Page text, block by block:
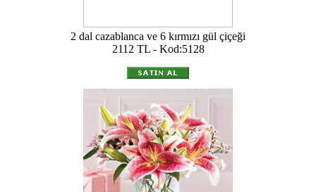
2 dal cazablanca ve 6 kırmızı gül çiçeği
2112 TL - Kod:5128